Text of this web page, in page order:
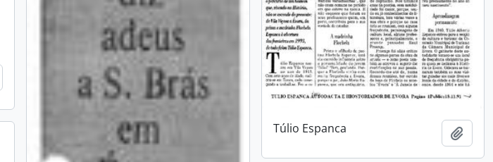
Túlio Espanca Add
Add to clipboard